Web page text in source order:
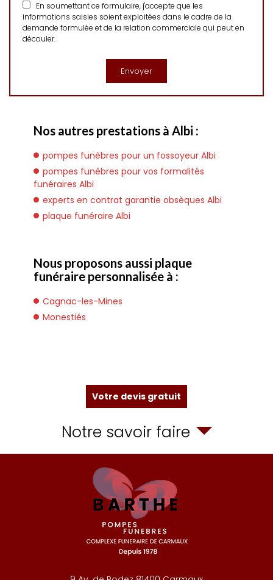
En soumettant ce formulaire, j'accepte que les
informations saisies soient exploitées dans le cadre de la
demande formulée et de la relation commerciale qui peut en
découler.
Nos autres prestations à Albi :
pompes funèbres pour un fossoyeur Albi
pompes funèbres pour vos formalités
funéraires Albi
experts en contrat garantie obsèques Albi
plaque funéraire Albi
Nous proposons aussi plaque
funéraire personnalisée à :
Cagnac-les-Mines
Monestiés
Votre devis gratuit
Notre savoir faire